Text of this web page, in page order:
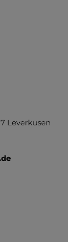
Leverkusen